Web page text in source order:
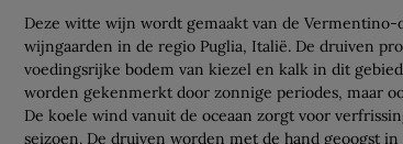
Deze witte wijn wordt gemaakt van de
wijngaarden in de regio Puglia, Italië. De druiven
voedingsrijke bodem van kiezel en kalk in dit
worden gekenmerkt door zonnige periodes, maar
De koele wind vanuit de oceaan zorgt voor
seizoen. De druiven worden met de hand geoogst